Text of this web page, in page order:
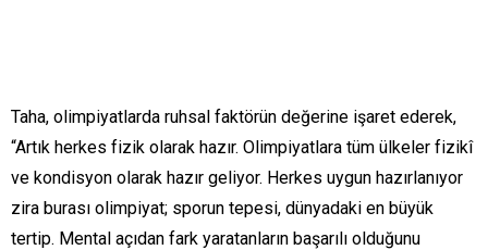
Taha, olimpiyatlarda ruhsal faktörün değerine işaret ederek,
“Artık herkes fizik olarak hazır. Olimpiyatlara tüm ülkeler fizikî
ve kondisyon olarak hazır geliyor. Herkes uygun hazırlanıyor
zira burası olimpiyat; sporun tepesi, dünyadaki en büyük
tertip. Mental açıdan fark yaratanların başarılı olduğunu